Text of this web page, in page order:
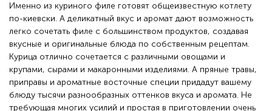
Именно из куриного филе готовят общеизвестную котлету
по-киевски. А деликатный вкус и аромат дают возможность
легко сочетать филе с большинством продуктов, создавая
вкусные и оригинальные блюда по собственным рецептам.
Курица отлично сочетается с различными овощами и
крупами, сырами и макаронными изделиями. А пряные травы,
приправы и ароматные восточные специи придадут вашему
блюду тысячи разнообразных оттенков вкуса и аромата. Не
требующая многих усилий и простая в приготовлении очень